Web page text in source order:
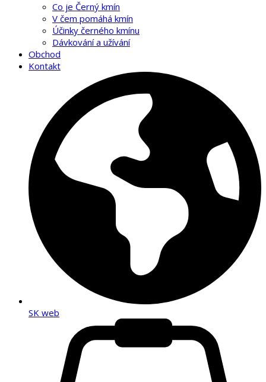
Co je Černý kmín
V čem pomáhá kmín
Účinky černého kmínu
Dávkování a užívání
Obchod
Kontakt
SK web